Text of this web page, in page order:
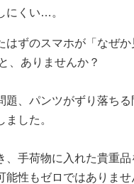
にくい…。
ずのスマホが「なぜか
、ありませんか？
、パンツがずり落ちる
ました。
手荷物に入れた貴重品
性もゼロではありませ